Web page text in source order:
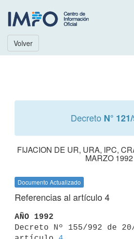
Volver
Decreto N°
FIJACION DE UR, URA, IPC,
MARZO 1992
Documento Actualizado
Referencias al artículo 4
AÑO 1992
Decreto Nº 155/992 de